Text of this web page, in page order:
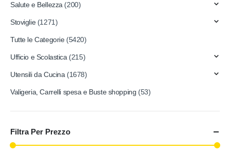
Salute e Bellezza (200)
Stoviglie (1271)
Tutte le Categorie (5420)
Ufficio e Scolastica (215)
Utensili da Cucina (1678)
Valigeria, Carrelli spesa e Buste shopping (53)
Filtra Per Prezzo